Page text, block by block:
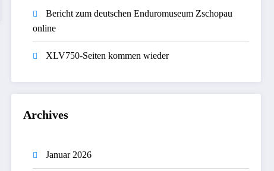
Bericht zum deutschen Enduromuseum Zschopau
online
XLV750-Seiten kommen wieder
Archives
Januar 2026